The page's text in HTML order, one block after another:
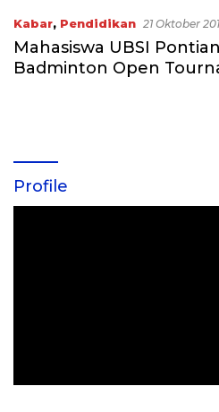
Kabar, Pendidikan 21 Oktober
Mahasiswa UBSI
Badminton Open
Profile